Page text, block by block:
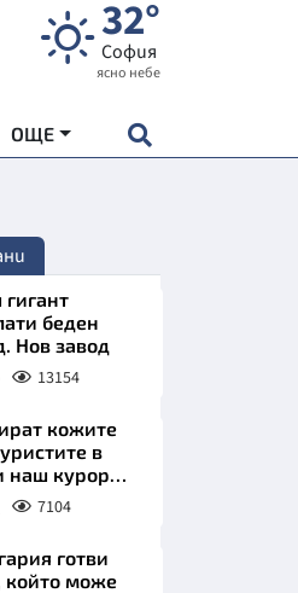
32°
София
ясно небе
ОЩЕ
беден
Нов завод
13154
кожите
в
наш курорт.
за обяд на
7104
готви
който може